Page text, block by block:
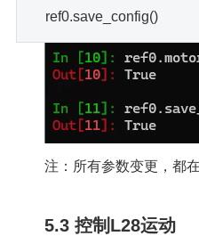
ref0.save_config() //
注：所有参数变更，都
5.3 控制L28运动